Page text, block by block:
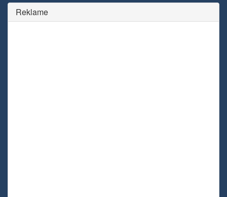
Reklame